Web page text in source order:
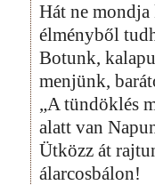
Hát ne
élményből
Botunk,
menjünk,
„A tündöklés
alatt van
Ütközz át
álarcosbálon!